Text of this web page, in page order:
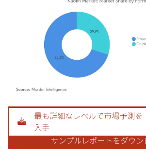
画像 © Mordor Intelligence。再利用にはCC BY 4.0